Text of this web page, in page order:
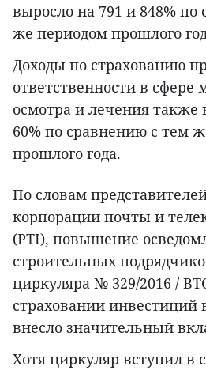
выросло на 791 и 848%
же периодом прошлого
Доходы по страхованию
ответственности в сфере
осмотра и лечения также
60% по сравнению с тем
прошлого года.
По словам
корпорации почты и
(PTI), повышение
строительных
циркуляра № 329/2016 /
страховании инвестиций
внесло значительный
Хотя циркуляр вступил в